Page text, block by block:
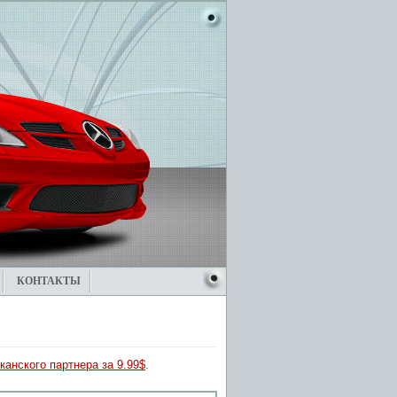
КОНТАКТЫ
партнера за 9.99$.